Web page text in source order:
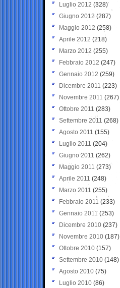
Luglio 2012 (328)
Giugno 2012 (287)
Maggio 2012 (258)
Aprile 2012 (218)
Marzo 2012 (255)
Febbraio 2012 (247)
Gennaio 2012 (259)
Dicembre 2011 (223)
Novembre 2011 (267)
Ottobre 2011 (283)
Settembre 2011 (268)
Agosto 2011 (155)
Luglio 2011 (204)
Giugno 2011 (262)
Maggio 2011 (273)
Aprile 2011 (248)
Marzo 2011 (255)
Febbraio 2011 (233)
Gennaio 2011 (253)
Dicembre 2010 (237)
Novembre 2010 (187)
Ottobre 2010 (157)
Settembre 2010 (148)
Agosto 2010 (75)
Luglio 2010 (86)